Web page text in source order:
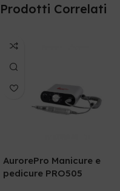
Prodotti Correlati
AurorePro Manicure e
pedicure PRO505